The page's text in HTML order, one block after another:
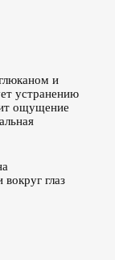
и
устранению
ощущение
глаз